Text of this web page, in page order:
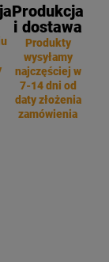
Produkcja
i dostawa
Produkty
wysyłamy
najczęściej w
7-14 dni od
daty złożenia
zamówienia